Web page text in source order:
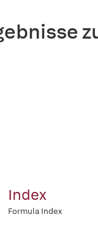
Index
Formula Index